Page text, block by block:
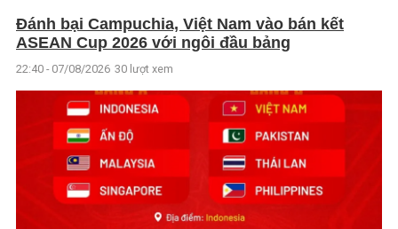
Đánh bại Campuchia, Việt Nam vào bán kết
ASEAN Cup 2026 với ngôi đầu bảng
22:40 - 07/08/2026 30 lượt xem